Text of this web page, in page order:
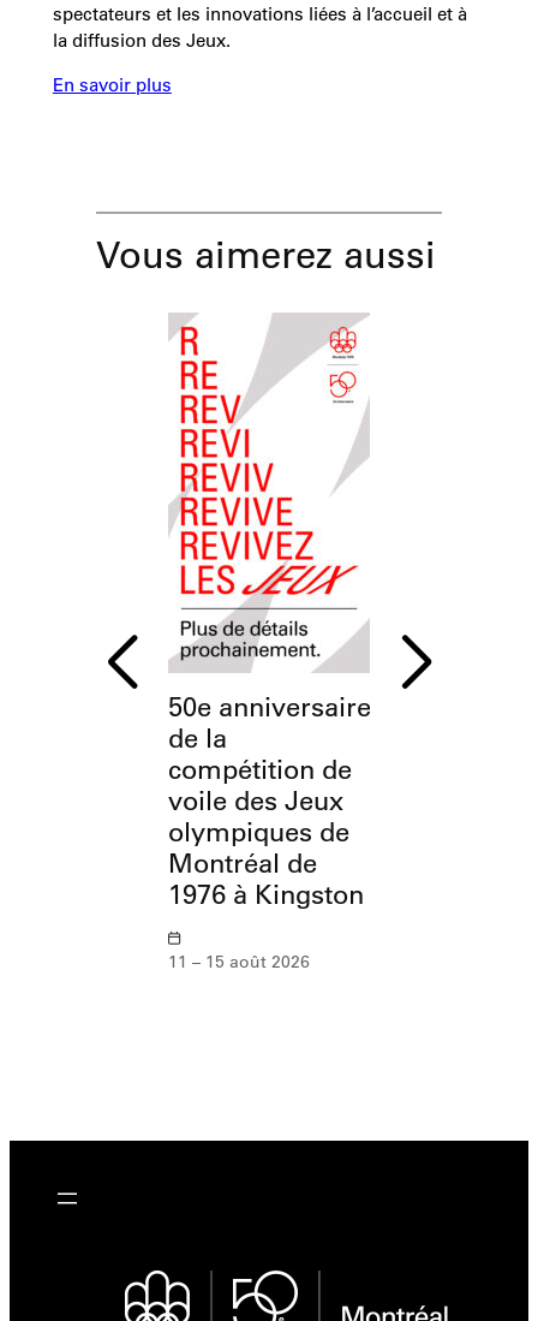
spectateurs et les innovations liées à l’accueil et à
la diffusion des Jeux.
En savoir plus
Vous aimerez aussi
50e anniversaire
de la
compétition de
voile des Jeux
olympiques de
Montréal de
1976 à Kingston
11 – 15 août 2026